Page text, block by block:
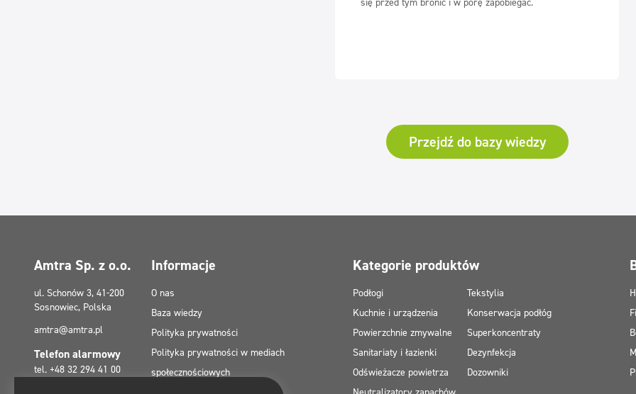
się przed tym bronić i w porę zapobiegać.
Przejdź do bazy wiedzy
Amtra Sp. z o.o.
ul. Schonów 3, 41-200
Sosnowiec, Polska
amtra@amtra.pl
Telefon alarmowy
tel. +48 32 294 41 00
Informacje
O nas
Baza wiedzy
Polityka prywatności
Polityka prywatności w mediach
społecznościowych
Kategorie produktów
Podłogi
Kuchnie i urządzenia
Powierzchnie zmywalne
Sanitariaty i łazienki
Odświeżacze powietrza
Tekstylia
Konserwacja podłóg
Superkoncentraty
Dezynfekcja
Dozowniki